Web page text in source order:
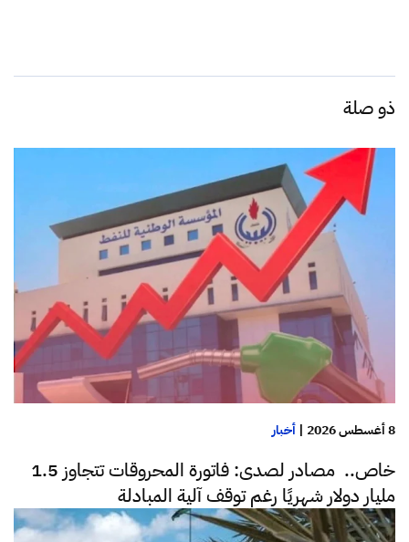
ذو صلة
8 أغسطس 2026 | أخبار
خاص.. مصادر لصدى: فاتورة المحروقات تتجاوز 1.5
مليار دولار شهريًا رغم توقف آلية المبادلة